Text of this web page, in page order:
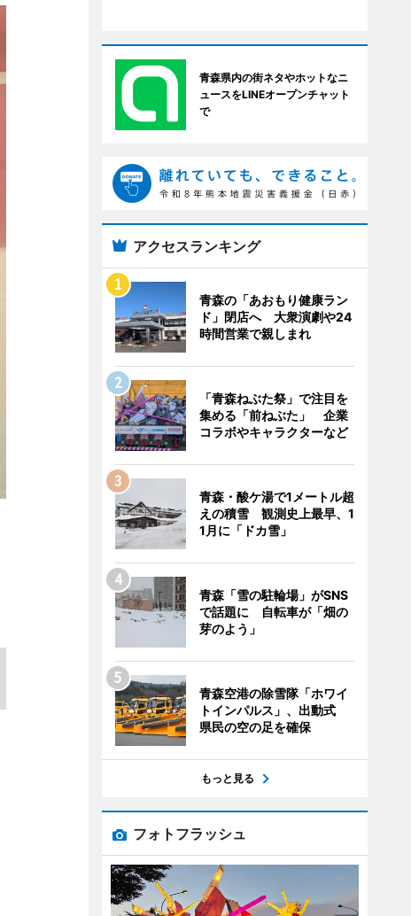
青森県内の街ネタやホットなニ
ュースをLINEオープンチャット
で
アクセスランキング
青森の「あおもり健康ラン
ド」閉店へ 大衆演劇や24
時間営業で親しまれ
「青森ねぶた祭」で注目を
集める「前ねぶた」 企業
コラボやキャラクターなど
青森・酸ケ湯で1メートル超
えの積雪 観測史上最早、1
1月に「ドカ雪」
青森「雪の駐輪場」がSNS
で話題に 自転車が「畑の
芽のよう」
青森空港の除雪隊「ホワイ
トインパルス」、出動式
県民の空の足を確保
もっと見る
フォトフラッシュ